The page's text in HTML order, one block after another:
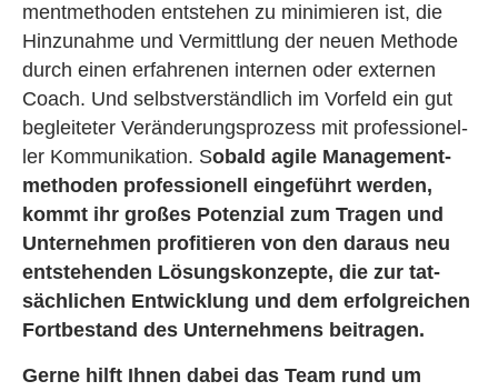
ment­me­tho­den ent­ste­hen zu mi­ni­mie­ren ist, die
Hin­zu­nah­me und Ver­mitt­lung der neuen Me­tho­de
durch einen er­fah­re­nen in­ter­nen oder ex­ter­nen
Coach. Und selbst­ver­ständ­lich im Vor­feld ein gut
be­glei­te­ter Ver­än­de­rungs­pro­zess mit pro­fes­sio­nel­
ler Kom­mu­ni­ka­ti­on. So­bald agile Ma­nage­ment­
me­tho­den pro­fes­sio­nell ein­ge­führt wer­den,
kommt ihr gro­ßes Po­ten­zi­al zum Tra­gen und
Un­ter­neh­men pro­fi­tie­ren von den dar­aus neu
ent­ste­hen­den Lö­sungs­kon­zep­te, die zur tat­
säch­li­chen Ent­wick­lung und dem er­folg­rei­chen
Fort­be­stand des Un­ter­neh­mens bei­tra­gen.
Gerne hilft Ihnen dabei das Team rund um